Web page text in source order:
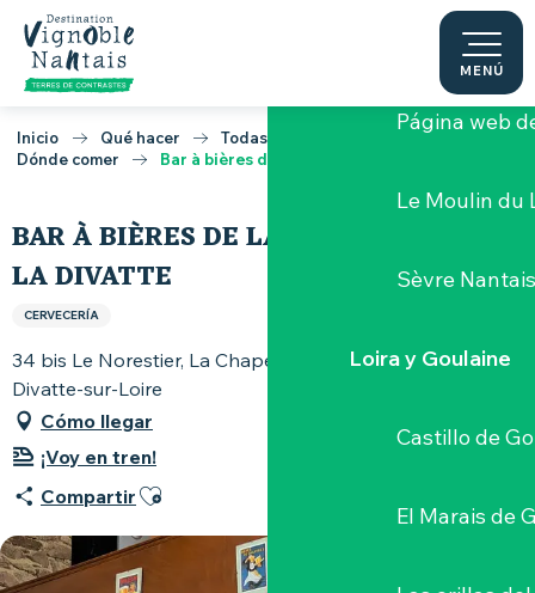
Aller
contenu
principal
MENÚ
Domaine la
Página web
Le Moulin du
Sèvre
Loira y Goulaine
Castillo de
El Marais de
Inicio Qué hacer
Todas las mesas Vignoble Nantais
Dónde comer
Bar à bières de la Brasserie de la Divatte
BAR À BIÈRES DE LA BRASSERIE DE
LA DIVATTE
CERVECERÍA
34 bis Le Norestier, La Chapelle Basse Mer, 44450
Divatte-sur-Loire
Cómo llegar
¡Voy en tren!
Compartir Ajouter aux favoris